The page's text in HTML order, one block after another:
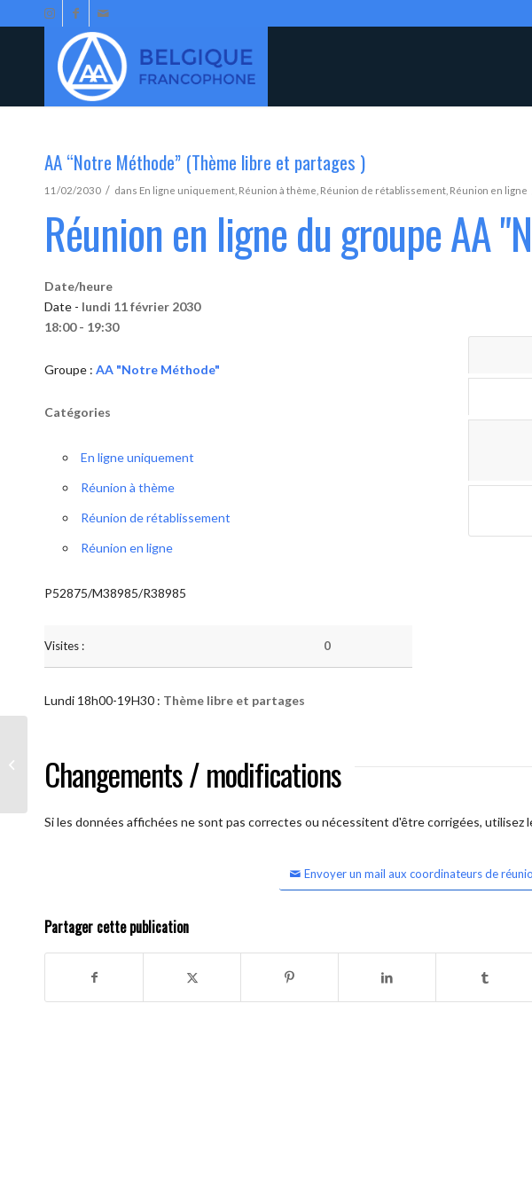
AA “Notre Méthode” (Thème libre et partages )
11/02/2030 / dans En ligne uniquement Réunion à thème Réunion de rétablissement Réunion en ligne
Réunion en ligne du groupe AA
Date/heure
Date - lundi 11 février 2030
18:00 - 19:30
Groupe : AA "Notre Méthode"
Catégories
En ligne uniquement
Réunion à thème
Réunion de rétablissement
Réunion en ligne
P52875/M38985/R38985
Visites : 0
Lundi 18h00-19H30 : Thème libre et partages
Changements / modifications
Si les données affichées ne sont pas correctes ou nécessitent d'être corrigées, utilisez
Envoyer un mail aux coordinateurs de
Partager cette publication
partages )